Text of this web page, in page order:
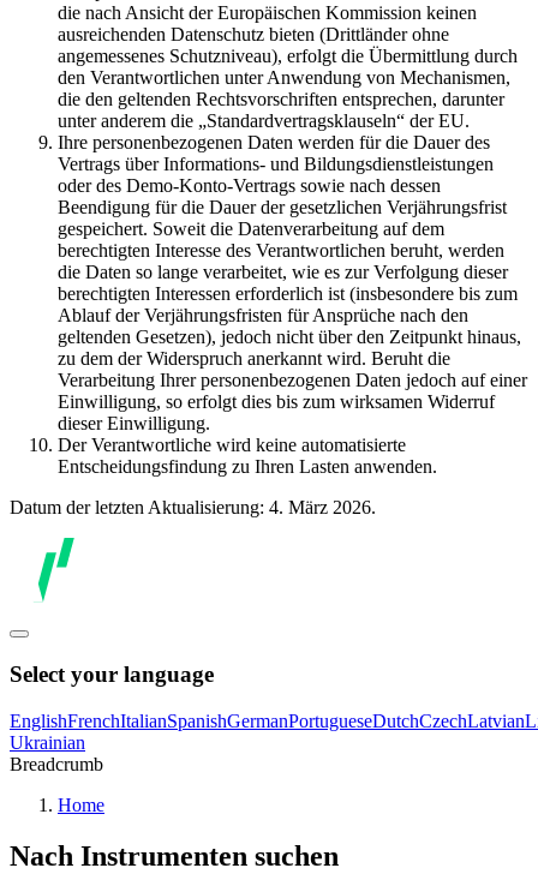
die nach Ansicht der Europäischen Kommission keinen
ausreichenden Datenschutz bieten (Drittländer ohne
angemessenes Schutzniveau), erfolgt die Übermittlung durch
den Verantwortlichen unter Anwendung von Mechanismen,
die den geltenden Rechtsvorschriften entsprechen, darunter
unter anderem die „Standardvertragsklauseln“ der EU.
Ihre personenbezogenen Daten werden für die Dauer des
Vertrags über Informations- und Bildungsdienstleistungen
oder des Demo-Konto-Vertrags sowie nach dessen
Beendigung für die Dauer der gesetzlichen Verjährungsfrist
gespeichert. Soweit die Datenverarbeitung auf dem
berechtigten Interesse des Verantwortlichen beruht, werden
die Daten so lange verarbeitet, wie es zur Verfolgung dieser
berechtigten Interessen erforderlich ist (insbesondere bis zum
Ablauf der Verjährungsfristen für Ansprüche nach den
geltenden Gesetzen), jedoch nicht über den Zeitpunkt hinaus,
zu dem der Widerspruch anerkannt wird. Beruht die
Verarbeitung Ihrer personenbezogenen Daten jedoch auf einer
Einwilligung, so erfolgt dies bis zum wirksamen Widerruf
dieser Einwilligung.
Der Verantwortliche wird keine automatisierte
Entscheidungsfindung zu Ihren Lasten anwenden.
Datum der letzten Aktualisierung: 4. März 2026.
Select your language
EnglishFrenchItalianSpanishGermanPortugueseDutchCzechLatvian
Ukrainian
Breadcrumb
Home
Nach Instrumenten suchen